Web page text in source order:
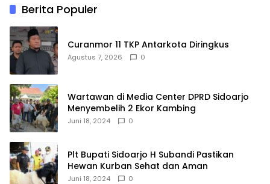
Berita Populer
Curanmor 11 TKP Antarkota Diringkus
Agustus 7, 2026 0
Wartawan di Media Center DPRD Sidoarjo
Menyembelih 2 Ekor Kambing
Juni 18, 2024 0
Plt Bupati Sidoarjo H Subandi Pastikan
Hewan Kurban Sehat dan Aman
Juni 18, 2024 0